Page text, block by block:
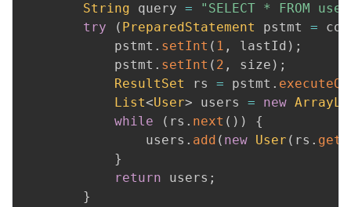
String query =
"SELECT * FROM
try
( PreparedStatement pstmt =
            pstmt
. setInt ( 1 , lastId ) ;
            pstmt
. setInt ( 2 , size ) ;
ResultSet
rs = pstmt .
List<User> users = new
while
( rs . next ( ) )
{
                users
. add ( new User ( rs .
}
return users ;
}